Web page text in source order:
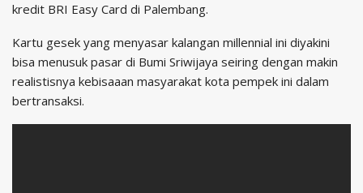
kredit BRI Easy Card di Palembang.
Kartu gesek yang menyasar kalangan millennial ini diyakini
bisa menusuk pasar di Bumi Sriwijaya seiring dengan makin
realistisnya kebisaaan masyarakat kota pempek ini dalam
bertransaksi.